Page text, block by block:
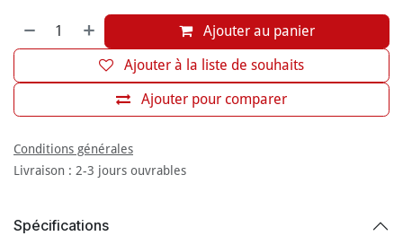
Ajouter au panier
Ajouter pour comparer
Ajouter à la liste de souhaits
Conditions générales
Livraison : 2-3 jours ouvrables
Spécifications